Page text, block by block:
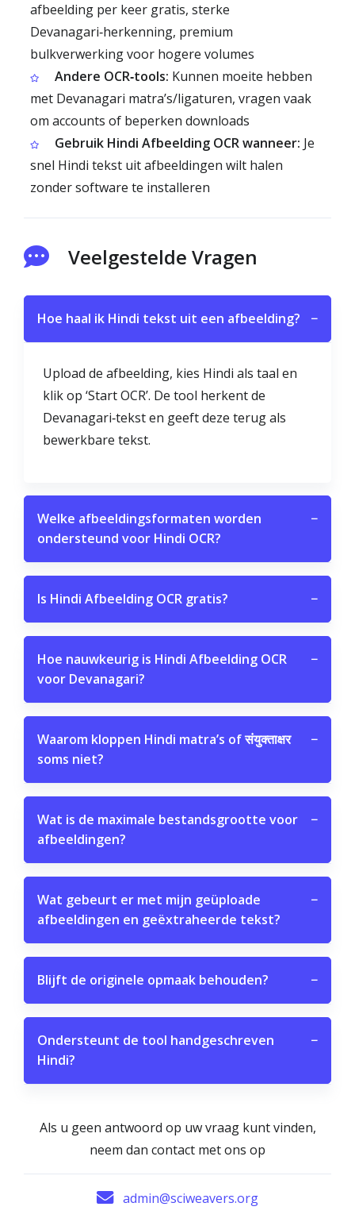
afbeelding per keer gratis, sterke
Devanagari‑herkenning, premium
bulkverwerking voor hogere volumes
Andere OCR‑tools: Kunnen moeite hebben
met Devanagari matra’s/ligaturen, vragen vaak
om accounts of beperken downloads
Gebruik Hindi Afbeelding OCR wanneer: Je
snel Hindi tekst uit afbeeldingen wilt halen
zonder software te installeren
Veelgestelde Vragen
Hoe haal ik Hindi tekst uit een afbeelding? −
Upload de afbeelding, kies Hindi als taal en
klik op ‘Start OCR’. De tool herkent de
Devanagari‑tekst en geeft deze terug als
bewerkbare tekst.
Welke afbeeldingsformaten worden
ondersteund voor Hindi OCR?
−
Is Hindi Afbeelding OCR gratis? −
Hoe nauwkeurig is Hindi Afbeelding OCR
voor Devanagari?
−
Waarom kloppen Hindi matra’s of संयुक्ताक्षर
soms niet?
−
Wat is de maximale bestandsgrootte voor
afbeeldingen?
−
Wat gebeurt er met mijn geüploade
afbeeldingen en geëxtraheerde tekst?
−
Blijft de originele opmaak behouden? −
Ondersteunt de tool handgeschreven
Hindi?
−
Als u geen antwoord op uw vraag kunt vinden,
neem dan contact met ons op
admin@sciweavers.org